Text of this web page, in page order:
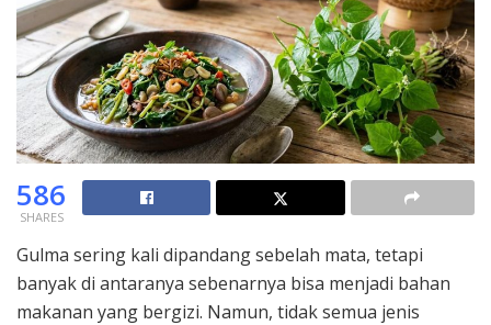
586
SHARES
Gulma sering kali dipandang sebelah mata, tetapi
banyak di antaranya sebenarnya bisa menjadi bahan
makanan yang bergizi. Namun, tidak semua jenis